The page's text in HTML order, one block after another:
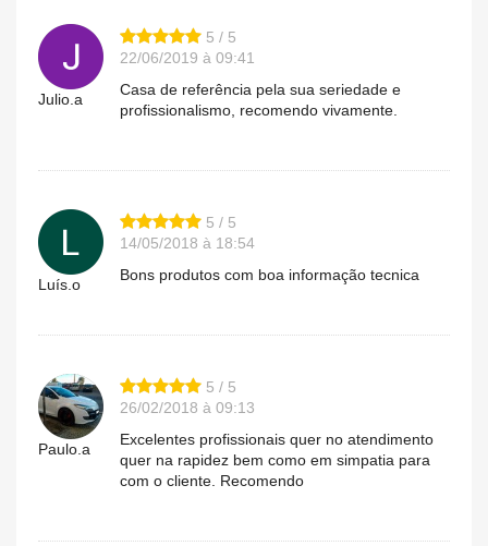
Julio.a
5 / 5
22/06/2019 à 09:41
Casa de referência pela sua seriedade e
profissionalismo, recomendo vivamente.
Luís.o
5 / 5
14/05/2018 à 18:54
Bons produtos com boa informação tecnica
Paulo.a
5 / 5
26/02/2018 à 09:13
Excelentes profissionais quer no atendimento
quer na rapidez bem como em simpatia para
com o cliente. Recomendo